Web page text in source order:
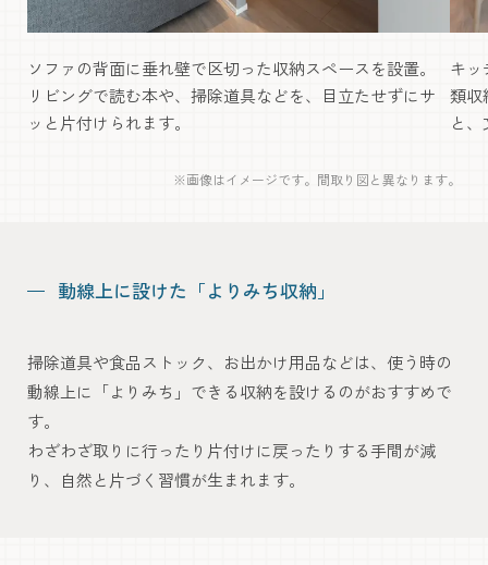
ソファの背面に垂れ壁で区切った収納スペースを設置。
リビングで読む本や、掃除道具などを、目立たせずにサ
ッと片付けられます。
キッ
類収
と
※画像はイメージです。間取り図と異なります。
動線上に設けた「よりみち収納」
掃除道具や食品ストック、お出かけ用品などは、使う時の
動線上に「よりみち」できる収納を設けるのがおすすめで
す。
わざわざ取りに行ったり片付けに戻ったりする手間が減
り、
自然と片づく習慣が生まれます。